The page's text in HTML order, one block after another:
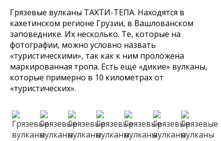
Грязевые вулканы ТАХТИ-ТЕПА. Находятся в
кахетинском регионе Грузии, в Вашлованском
заповеднике. Их несколько. Те, которые на
фотографии, можно условно назвать
«туристическими», так как к ним проложена
маркированная тропа. Есть ещё «дикие» вулканы,
которые примерно в 10 километрах от
«туристических».